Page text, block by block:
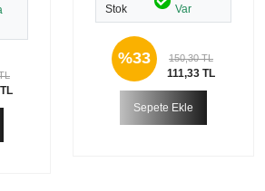
Stok
Var
%33 150,30 TL
111,33 TL
Sepete Ekle